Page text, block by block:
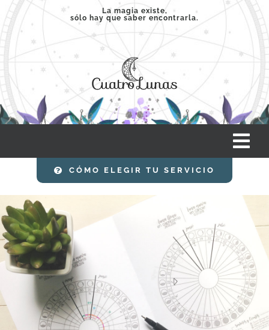
Saltar
contenido
La magia existe,
sólo hay que saber encontrarla.
INICIO
SERVICIOS
CLASES
DESCARGAS
CÓMO ELEGIR TU SERVICIO